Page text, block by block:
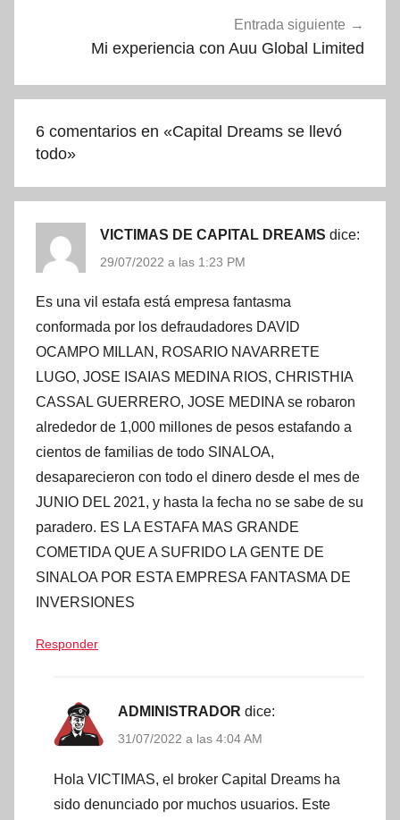
Entrada siguiente
Mi experiencia con Auu Global Limited
6 comentarios en «Capital Dreams se llevó
todo»
VICTIMAS DE CAPITAL DREAMS dice:
29/07/2022 a las 1:23 PM
Es una vil estafa está empresa fantasma
conformada por los defraudadores DAVID
OCAMPO MILLAN, ROSARIO NAVARRETE
LUGO, JOSE ISAIAS MEDINA RIOS, CHRISTHIA
CASSAL GUERRERO, JOSE MEDINA se robaron
alrededor de 1,000 millones de pesos estafando a
cientos de familias de todo SINALOA,
desaparecieron con todo el dinero desde el mes de
JUNIO DEL 2021, y hasta la fecha no se sabe de su
paradero. ES LA ESTAFA MAS GRANDE
COMETIDA QUE A SUFRIDO LA GENTE DE
SINALOA POR ESTA EMPRESA FANTASMA DE
INVERSIONES
Responder
ADMINISTRADOR dice:
31/07/2022 a las 4:04 AM
Hola VICTIMAS, el broker Capital Dreams ha
sido denunciado por muchos usuarios. Este